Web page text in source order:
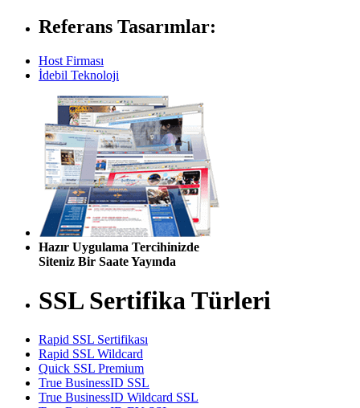
Referans Tasarımlar:
Host Firması
İdebil Teknoloji
Hazır Uygulama Tercihinizde
Siteniz Bir Saate Yayında
SSL Sertifika Türleri
Rapid SSL Sertifikası
Rapid SSL Wildcard
Quick SSL Premium
True BusinessID SSL
True BusinessID Wildcard SSL